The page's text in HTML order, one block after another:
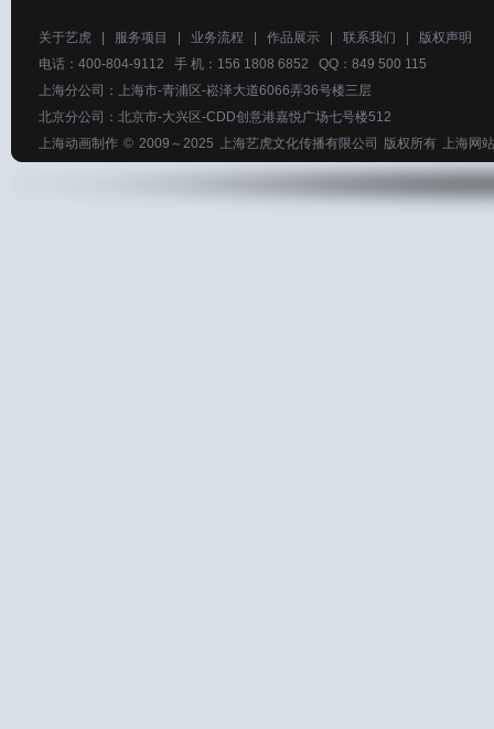
关于艺虎 服务项目 业务流程 作品展示 联系我们
版权声明
电话：400-804-9112 手 机：156 1808 6852 QQ：849 500 115
上海分公司：上海市-青浦区-崧泽大道6066弄36号楼三层
北京分公司：北京市-大兴区-CDD创意港嘉悦广场七号楼512
上海动画制作 © 2009～2025 上海艺虎文化传播有限公司 版权所有 上海网